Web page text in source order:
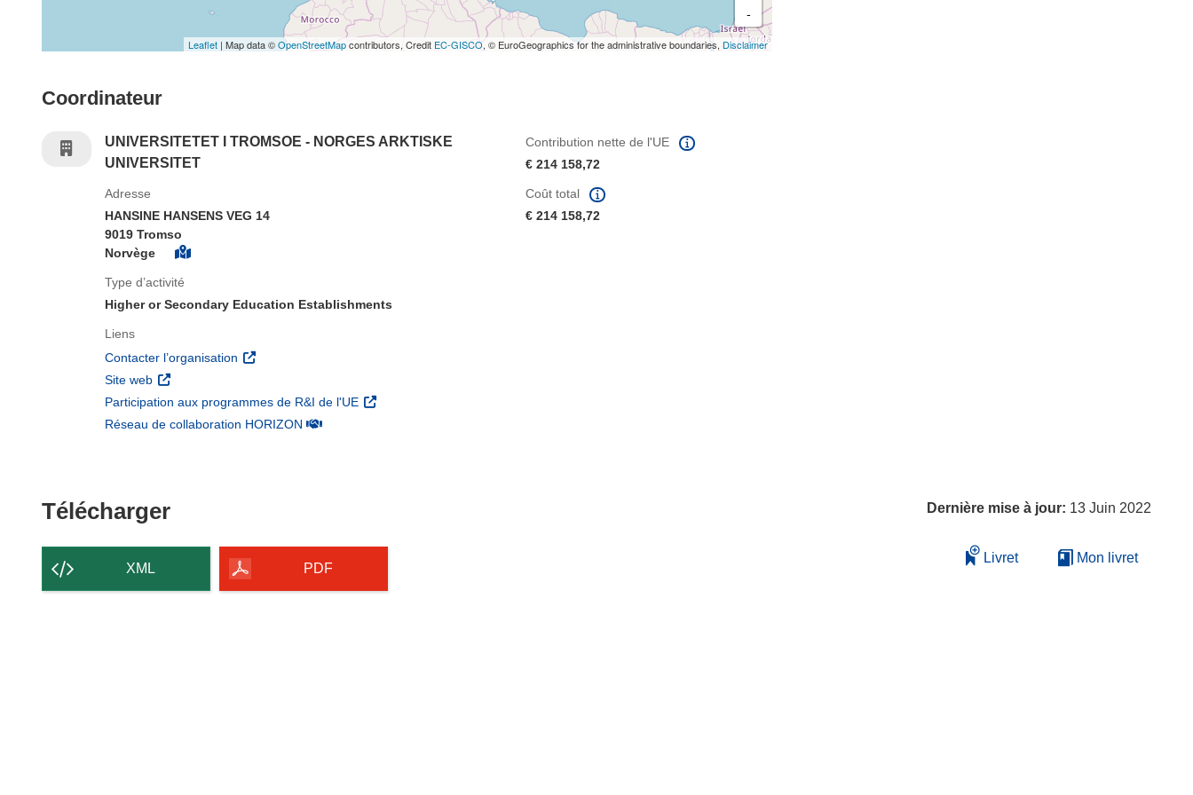
-
Leaflet | Map data ©OpenStreetMapcontributors, Credit EC-GISCO, © EuroGeographics for the administrative boundaries, Disclaimer
Coordinateur
UNIVERSITETET I TROMSOE - NORGES ARKTISKE
UNIVERSITET
Contribution nette de l'UE
€ 214 158,72
Adresse
HANSINE HANSENS VEG 14
9019 Tromso
Norvège
Type d’activité
Higher or Secondary Education Establishments
Liens
Contacter l’organisation (s’ouvre dans une nouvelle fenêtre)
Site web (s’ouvre dans une nouvelle fenêtre)
Participation aux programmes de R&I de l'UE (s’ouvre dans une nouvelle fenêtre)
Réseau de collaboration HORIZON(s’ouvre dans une nouvelle fenêtre)
Coût total
€ 214 158,72
TéléchargerTélécharger le contenu de la page
XML PDF
Dernière mise à jour: 13 Juin 2022
Livret Mon livret